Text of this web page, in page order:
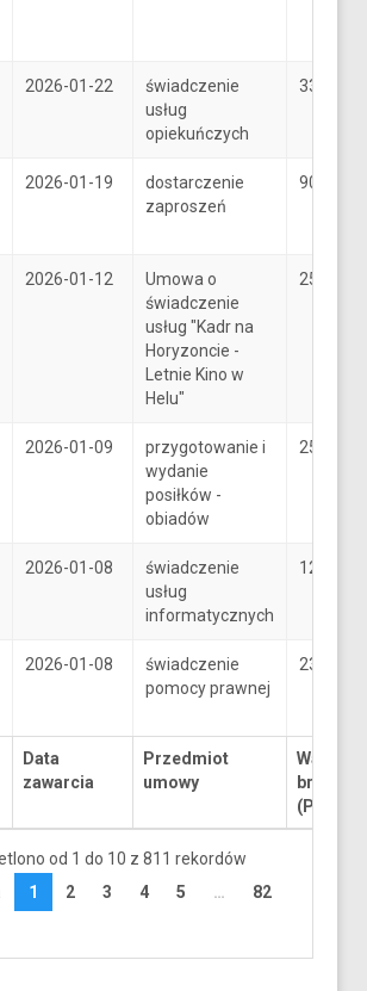
Data
zawarcia
Przedmiot
umowy
Wartość
brutto
(PLN)
2026-01-22
świadczenie
usług
opiekuńczych
33
2026-01-19
dostarczenie
zaproszeń
900
2026-01-12
Umowa o
świadczenie
usług "Kadr na
Horyzoncie -
Letnie Kino w
Helu"
25600
2026-01-09
przygotowanie i
wydanie
posiłków -
obiadów
25
2026-01-08
świadczenie
usług
informatycznych
1250
2026-01-08
świadczenie
pomocy prawnej
2300
od 1 do 10 z 811 rekordów
1 2 3 4 5 …
82